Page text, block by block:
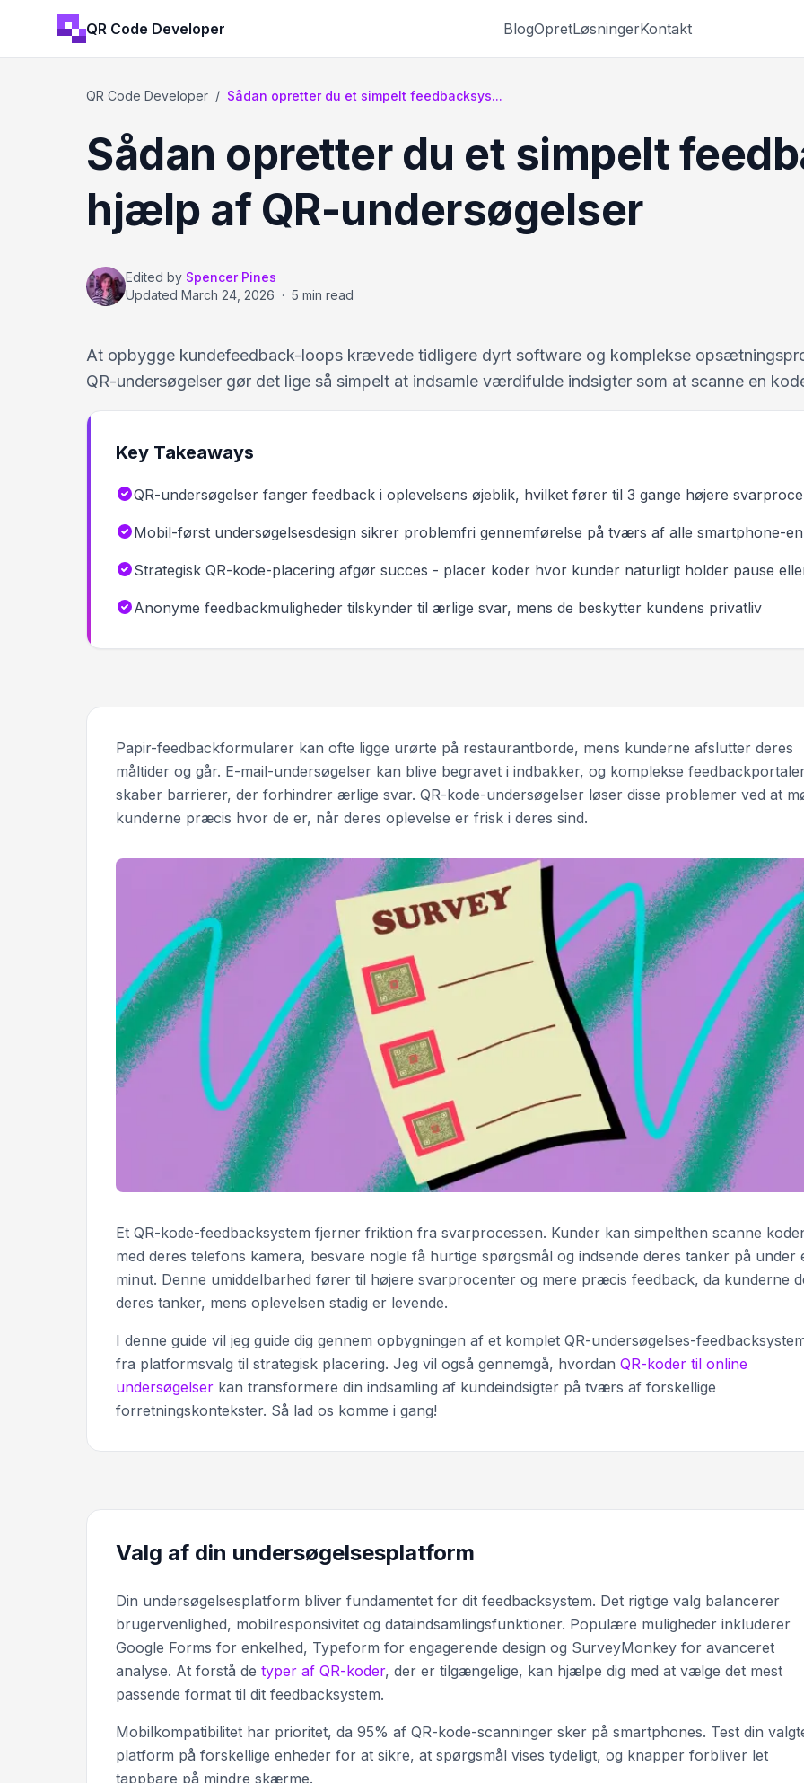
QR Code Developer BlogOpretLøsningerKontakt
QR Code Developer / Sådan opretter du et simpelt feedbacksys...
Sådan opretter du et simpelt
hjælp af QR-undersøgelser
Edited by Spencer Pines
Updated March 24, 2026 · 5 min read
At opbygge kundefeedback-loops krævede tidligere dyrt software og komplekse
QR-undersøgelser gør det lige så simpelt at indsamle værdifulde indsigter som at scanne en
Key Takeaways
QR-undersøgelser fanger feedback i oplevelsens øjeblik, hvilket fører til 3 gange højere
Mobil-først undersøgelsesdesign sikrer problemfri gennemførelse på tværs af alle smartphone-
Strategisk QR-kode-placering afgør succes - placer koder hvor kunder naturligt holder pause
Anonyme feedbackmuligheder tilskynder til ærlige svar, mens de beskytter kundens privatliv
Papir-feedbackformularer kan ofte ligge urørte på restaurantborde, mens kunderne afslutter deres
måltider og går. E-mail-undersøgelser kan blive begravet i indbakker, og komplekse
skaber barrierer, der forhindrer ærlige svar. QR-kode-undersøgelser løser disse problemer ved at
kunderne præcis hvor de er, når deres oplevelse er frisk i deres sind.
Et QR-kode-feedbacksystem fjerner friktion fra svarprocessen. Kunder kan simpelthen scanne
med deres telefons kamera, besvare nogle få hurtige spørgsmål og indsende deres tanker på under
minut. Denne umiddelbarhed fører til højere svarprocenter og mere præcis feedback, da kunderne
deres tanker, mens oplevelsen stadig er levende.
I denne guide vil jeg guide dig gennem opbygningen af et komplet QR-undersøgelses-
fra platformsvalg til strategisk placering. Jeg vil også gennemgå, hvordan QR-koder til online
undersøgelser kan transformere din indsamling af kundeindsigter på tværs af forskellige
forretningskontekster. Så lad os komme i gang!
Valg af din undersøgelsesplatform
Din undersøgelsesplatform bliver fundamentet for dit feedbacksystem. Det rigtige valg balancerer
brugervenlighed, mobilresponsivitet og dataindsamlingsfunktioner. Populære muligheder inkluderer
Google Forms for enkelhed, Typeform for engagerende design og SurveyMonkey for avanceret
analyse. At forstå de typer af QR-koder, der er tilgængelige, kan hjælpe dig med at vælge det mest
passende format til dit feedbacksystem.
Mobilkompatibilitet har prioritet, da 95% af QR-kode-scanninger sker på smartphones. Test din
platform på forskellige enheder for at sikre, at spørgsmål vises tydeligt, og knapper forbliver let
tappbare på mindre skærme.